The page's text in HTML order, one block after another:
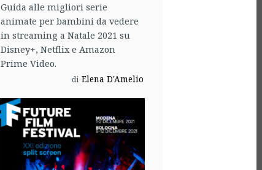
Guida alle migliori serie
animate per bambini da vedere
in streaming a Natale 2021 su
Disney+, Netflix e Amazon
Prime Video.
di Elena D'Amelio